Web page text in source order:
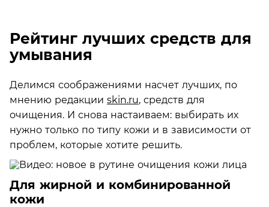
Рейтинг лучших средств для
умывания
Делимся соображениями насчет лучших, по
мнению редакции skin.ru, средств для
очищения. И снова настаиваем: выбирать их
нужно только по типу кожи и в зависимости от
проблем, которые хотите решить.
Для жирной и комбинированной
кожи